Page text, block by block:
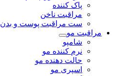
پاک کننده
مراقبت ناخن
ست مراقبت پوست و بدن
مراقبت مو
شامپو
نرم کننده مو
حالت دهنده مو
اسپری مو